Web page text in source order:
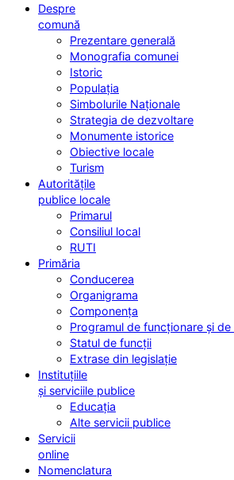
Despre
comună
Prezentare generală
Monografia comunei
Istoric
Populația
Simbolurile Naționale
Strategia de dezvoltare
Monumente istorice
Obiective locale
Turism
Autoritățile
publice locale
Primarul
Consiliul local
RUTI
Primăria
Conducerea
Organigrama
Componența
Programul de funcționare și de
Statul de funcții
Extrase din legislație
Instituțiile
și serviciile publice
Educația
Alte servicii publice
Servicii
online
Nomenclatura